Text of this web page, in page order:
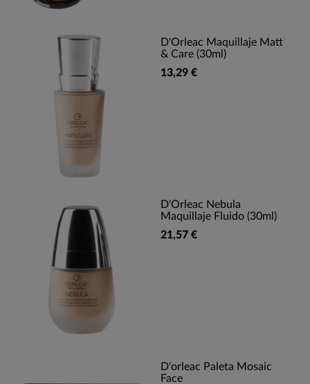
D'Orleac Maquillaje Matt
& Care (30ml)
13,29 €
D'Orleac Nebula
Maquillaje Fluido (30ml)
21,57 €
D'orleac Paleta Mosaic
Face